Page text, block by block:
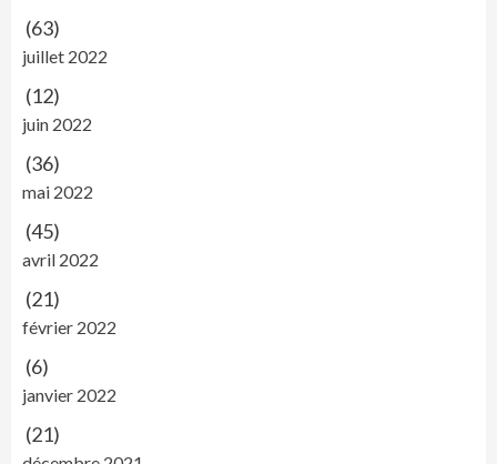
(63)
juillet 2022
(12)
juin 2022
(36)
mai 2022
(45)
avril 2022
(21)
février 2022
(6)
janvier 2022
(21)